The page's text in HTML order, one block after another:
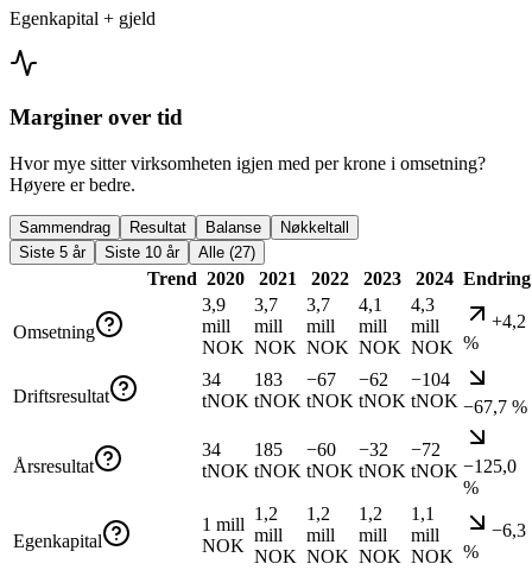
Egenkapital + gjeld
Marginer over tid
Hvor mye sitter virksomheten igjen med per krone i omsetning?
Høyere er bedre.
Sammendrag Resultat Balanse
Nøkkeltall
Siste 5 år
Siste 10 år Alle (27)
Trend 2020 2021 2022 2023 2024 Endring
Omsetning
3,9
mill
NOK
3,7
mill
NOK
3,7
mill
NOK
4,1
mill
NOK
4,3
mill
NOK
+4,2
%
Driftsresultat
34
tNOK
183
tNOK
−67
tNOK
−62
tNOK
−104
tNOK −67,7 %
Årsresultat
34
tNOK
185
tNOK
−60
tNOK
−32
tNOK
−72
tNOK −125,0
%
Egenkapital
1 mill
NOK
1,2
mill
NOK
1,2
mill
NOK
1,2
mill
NOK
1,1
mill
NOK
−6,3
%